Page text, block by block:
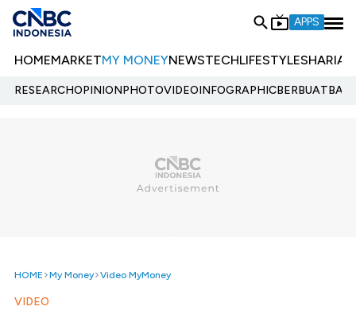
APPS
HOMEMARKETMY MONEYNEWSTECHLIFESTYLESHARIA
RESEARCHOPINIONPHOTOVIDEOINFOGRAPHIC
HOME My Money Video MyMoney
VIDEO